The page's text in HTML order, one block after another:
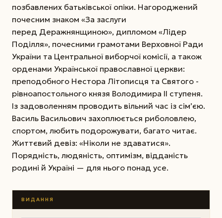
позбавлених батьківської опіки. Нагороджений
почесним знаком «За заслуги
перед Деражнянщиною», дипломом «Лідер
Поділля», почесними грамотами Верховної Pади
України та Центральної виборчої комісії, а також
орденами Української православної церкви:
преподобного Нестора Літописця та Святого ­
рівноапостольного князя Володимира II ступеня.
Із задоволенням проводить вільний час із сім’єю.
Василь Васильович захоплюється риболовлею,
спортом, любить подорожувати, багато читає.
Життєвий девіз: «Ніколи не здаватися».
Порядність, людяність, оптимізм, відданість
родині й Україні — для нього понад усе.
ВИДАННЯ